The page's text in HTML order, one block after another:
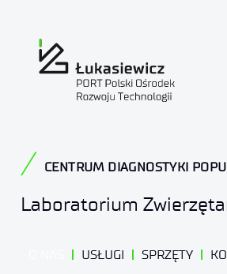
CENTRUM DIAGNOSTYKI
Laboratorium
USŁUGI SPRZĘTY